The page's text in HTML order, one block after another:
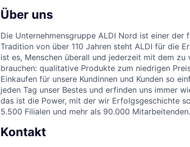
Über uns
Die Unternehmensgruppe ALDI Nord ist einer der
Tradition von über 110 Jahren steht ALDI für die
ist es, Menschen überall und jederzeit mit dem
brauchen: qualitative Produkte zum niedrigen
Einkaufen für unsere Kundinnen und Kunden so
jeden Tag unser Bestes und erfinden uns immer
das ist die Power, mit der wir Erfolgsgeschichte
5.500 Filialen und mehr als 90.000 Mitarbeitenden.
Kontakt